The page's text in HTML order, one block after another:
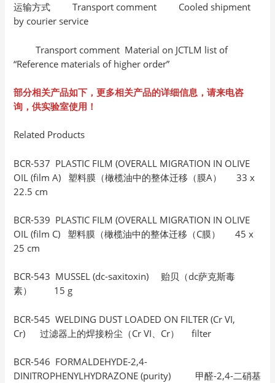
运输方式 Transport comment Cooled shipment
by courier service
Transport comment Material on JCTLM list of
“Reference materials of higher order”
部分相关产品如下，更多相关产品的详细信息，请来电咨
询，供实验室使用！
Related Products
BCR-537 PLASTIC FILM (OVERALL MIGRATION IN OLIVE
OIL (film A) 塑料膜（橄榄油中的整体迁移（膜A） 33 x
22.5 cm
BCR-539 PLASTIC FILM (OVERALL MIGRATION IN OLIVE
OIL (film C) 塑料膜（橄榄油中的整体迁移（C膜） 45 x
25 cm
BCR-543 MUSSEL (dc-saxitoxin) 贻贝（dc萨克斯毒
素） 15 g
BCR-545 WELDING DUST LOADED ON FILTER (Cr VI,
Cr) 过滤器上的焊接粉尘（Cr VI、Cr） filter
BCR-546 FORMALDEHYDE-2,4-
DINITROPHENYLHYDRAZONE (purity) 甲醛-2,4-二硝基